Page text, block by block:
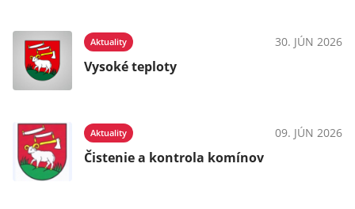
Aktuality 30. JÚN 2026
Vysoké teploty
Aktuality 09. JÚN 2026
Čistenie a kontrola komínov